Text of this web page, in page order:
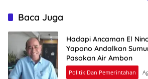
Baca Juga
Hadapi Ancaman El
Yapono Andalkan
Pasokan Air Ambon
Politik Dan Pemerintahan